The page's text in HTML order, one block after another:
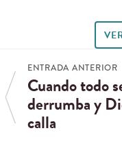
ENTRADA ANTERIOR
Cuando todo
derrumba y
calla